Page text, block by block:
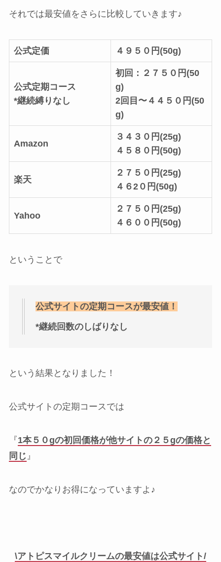
それでは最安値をさらに比較していきます♪
公式定価 ４９５０円(50g)
公式定期コース
*継続縛りなし
初回：２７５０円(50
g)
2回目〜４４５０円(50
g)
Amazon
３４３０円(25g)
４５８０円(50g)
楽天
２７５０円(25g)
４６2０円(50g)
Yahoo
２７５０円(25g)
４６００円(50g)
ということで
公式サイトの定期コースが最安値！
*継続回数のしばりなし
という結果となりました！
公式サイトの定期コースでは
『1本５０gの初回価格が他サイトの２５gの価格と
同じ 』
なのでかなりお得になっていますよ♪
\アトピスマイルクリームの最安値は公式サイト/